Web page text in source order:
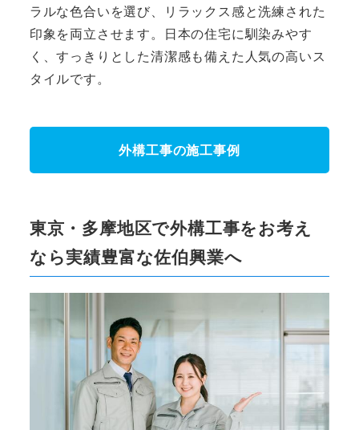
ラルな色合いを選び、リラックス感と洗練された
印象を両立させます。日本の住宅に馴染みやす
く、すっきりとした清潔感も備えた人気の高いス
タイルです。
外構工事の施工事例
東京・多摩地区で外構工事をお考え
なら実績豊富な佐伯興業へ